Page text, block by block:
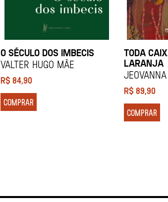
O SÉCULO DOS IMBECIS
Valter Hugo Mãe
R$84,90
COMPRAR
TODA
LARANJA
R$89,90
COMPRAR